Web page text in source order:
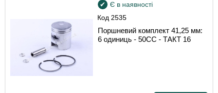
Код 2535
Є в наявності
Поршневий комплект 41,25 мм:
6 одиниць - 50CC - ТАКТ 16